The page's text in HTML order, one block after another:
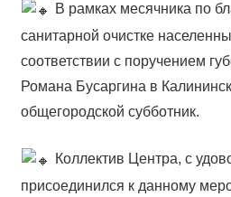
В рамках месячника по
санитарной очистке
соответствии с поручением
Романа Бусаргина в
общегородской субботник.
Коллектив Центра, с
присоединился к данному